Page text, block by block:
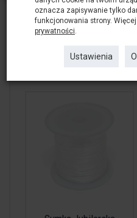
Cena za jedną szpulkę około
Informacje o
oznacza zapisywanie tylko
funkcjonowania strony.
prywatności.
Ustawienia